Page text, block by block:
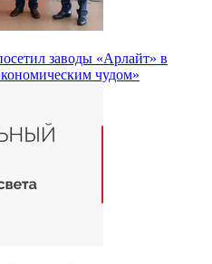
заводы «Арлайт» в
чудом»